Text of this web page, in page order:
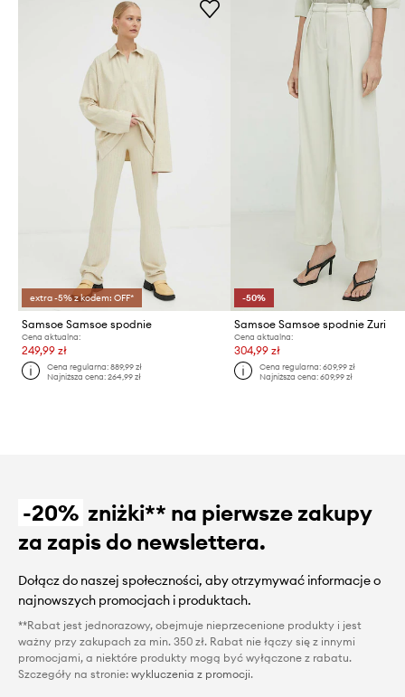
extra -5% z kodem: OFF*
Samsoe Samsoe spodnie
Cena aktualna:
249,99 zł
Cena regularna:889,99 zł
Najniższa cena:264,99 zł
-50%
Samsoe Samsoe spodnie Zuri
Cena aktualna:
304,99 zł
Cena regularna: 609,99 zł
Najniższa cena: 609,99 zł
-20% zniżki** na pierwsze zakupy
za zapis do newslettera.
Dołącz do naszej społeczności, aby otrzymywać informacje o
najnowszych promocjach i produktach.
**Rabat jest jednorazowy, obejmuje nieprzecenione produkty i jest
ważny przy zakupach za min. 350 zł. Rabat nie łączy się z innymi
promocjami, a niektóre produkty mogą być wyłączone z rabatu.
Szczegóły na stronie: wykluczenia z promocji.